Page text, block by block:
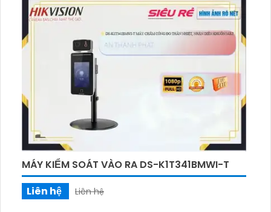
tiên tiến, cho phép ghi lại thông tin chính xác và
đáng tin cậy về việc đi vào và ra khỏi văn phòng
hoặc khu vực an ninh. Ngoài ra, DS-K1T343MFWX còn
có tính năng nhận dạng khuôn mặt, cho phép nhân
viên dễ dàng và nhanh chóng truy cập vào hệ thống
bằng cách sử dụng khuôn mặt của mình. Với thiết kế
tinh tế và khả năng kết nối mạng, máy này đảm bảo
MÁY KIỂM SOÁT VÀO RA DS-K1T341BMWI-T
Liên hệ
Liên hệ